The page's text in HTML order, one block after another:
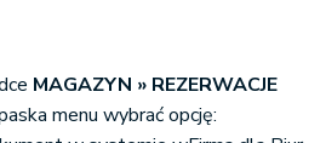
MAGAZYN » REZERWACJE
menu wybrać opcję: